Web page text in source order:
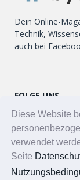
Diese Website
verwendet
Seite
Dein Online-
Technik,
auch bei
FOLGE UNS
Twitter
Facebook